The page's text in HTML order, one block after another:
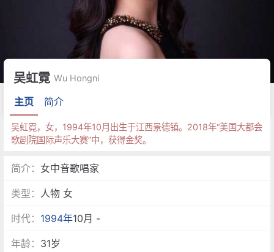
吴虹霓 Wu Hongni
主页 简介
吴虹霓，女，1994年10月出生于江西景德镇。2018年“美国大都会
歌剧院国际声乐大赛”中，获得金奖。
简介： 女中音歌唱家
类型： 人物 女
时代： 1994年10月 -
年龄： 31岁